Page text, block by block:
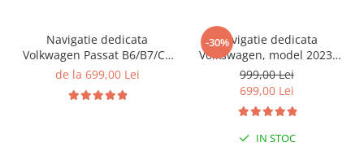
Navigatie dedicata
Volkwagen Passat B6/B7/CC
Gri, 4GB RAM 64GB ROM,
Display QLED 10", DSP,
de la 699,00 Lei
-30%Navigatie dedicata
Volkswagen, model 2023,
4GB RAM 64GB ROM,
Quadcore, Android 14,
Display QLED 7", DSP,
Carplay&Android Auto,
Suport camere AHD
999,00 Lei
699,00 Lei
IN STOC